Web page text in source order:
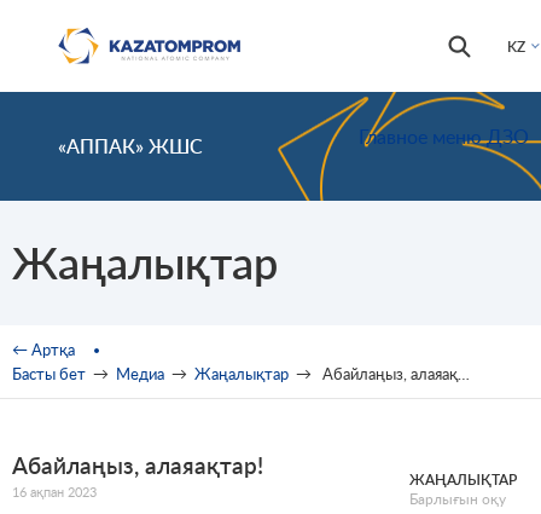
KZ
Іздестіру
«АППАК» ЖШС Главное меню ДЗО
Жаңалықтар
You are here
← Артқа
Басты бет → Медиа → Жаңалықтар → Абайлаңыз, алаяақтар!
Абайлаңыз, алаяақтар!
16 ақпан 2023
ЖАҢАЛЫҚТАР
Барлығын оқу